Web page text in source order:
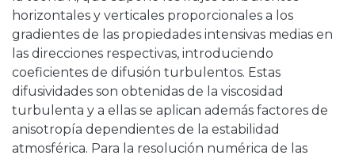
horizontales y verticales proporcionales a los
gradientes de las propiedades intensivas medias en
las direcciones respectivas, introduciendo
coeficientes de difusión turbulentos. Estas
difusividades son obtenidas de la viscosidad
turbulenta y a ellas se aplican además factores de
anisotropía dependientes de la estabilidad
atmosférica. Para la resolución numérica de las